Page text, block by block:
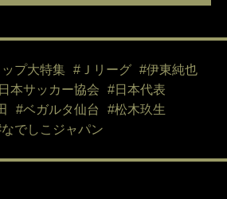
プ大特集 #Ｊリーグ
#伊東純也
本サッカー協会
#日本代表
#ベガルタ仙台
#松木玖生
でしこジャパン